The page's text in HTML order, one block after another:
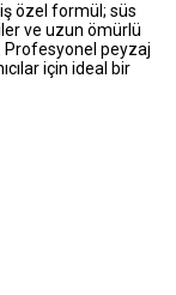
özel formül; süs
ve uzun ömürlü
Profesyonel peyzaj
için ideal bir